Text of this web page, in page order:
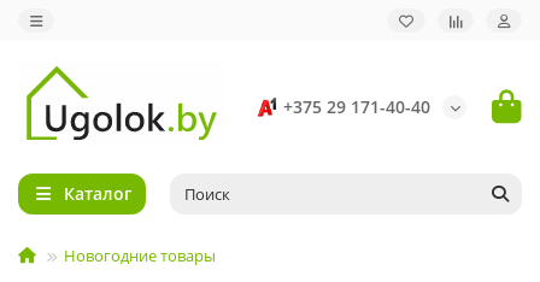
+375 29 171-40-40
Каталог
Новогодние товары